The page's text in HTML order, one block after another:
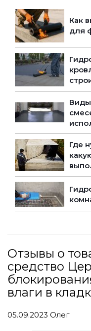
Как
для
Где
Отзывы о
средство
влаги в
05.09.2023 Олег